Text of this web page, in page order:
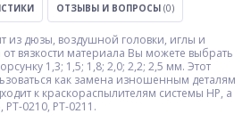
ОТЗЫВЫ И ВОПРОСЫ (0)
из дюзы, воздушной головки, иглы и
вязкости материала Вы можете выбрать
1,3; 1,5; 1,8; 2,0; 2,2; 2,5 мм. Этот
как замена изношенным деталям
к краскораспылителям системы HP, а
0210, PT-0211.